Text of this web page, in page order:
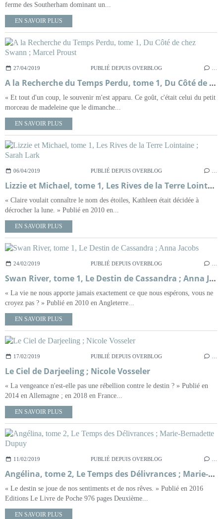
ferme des Southerham dominant un...
EN SAVOIR PLUS
27/04/2019 PUBLIÉ DEPUIS OVERBLOG
A la Recherche du Temps Perdu, tome 1, Du Côté de chez Swann ; Marcel Proust
« Et tout d'un coup, le souvenir m'est apparu. Ce goût, c'était celui du petit
morceau de madeleine que le dimanche...
EN SAVOIR PLUS
06/04/2019 PUBLIÉ DEPUIS OVERBLOG
Lizzie et Michael, tome 1, Les Rives de la Terre Lointaine ; Sarah Lark
« Claire voulait connaître le nom des étoiles, Kathleen était décidée à
décrocher la lune. » Publié en 2010 en...
EN SAVOIR PLUS
24/02/2019 PUBLIÉ DEPUIS OVERBLOG
Swan River, tome 1, Le Destin de Cassandra ; Anna Jacobs
« La vie ne nous apporte jamais exactement ce que nous espérons, vous ne
croyez pas ? » Publié en 2010 en Angleterre...
EN SAVOIR PLUS
17/02/2019 PUBLIÉ DEPUIS OVERBLOG
Le Ciel de Darjeeling ; Nicole Vosseler
« La vengeance n'est-elle pas une rébellion contre le destin ? » Publié en
2014 en Allemagne ; en 2018 en France...
EN SAVOIR PLUS
11/02/2019 PUBLIÉ DEPUIS OVERBLOG
Angélina, tome 2, Le Temps des Délivrances ; Marie-Bernadette Dupuy
« Le destin se joue de nos sentiments et de nos rêves. » Publié en 2016
Editions Le Livre de Poche 976 pages Deuxième...
EN SAVOIR PLUS